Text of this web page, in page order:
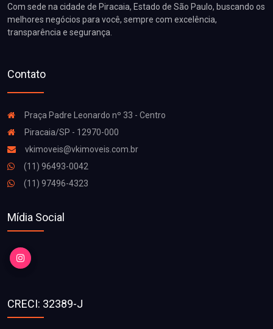
Com sede na cidade de Piracaia, Estado de São Paulo, buscando os
melhores negócios para você, sempre com excelência,
transparência e segurança.
Contato
Praça Padre Leonardo nº 33 - Centro
Piracaia/SP - 12970-000
vkimoveis@vkimoveis.com.br
(11) 96493-0042
(11) 97496-4323
Mídia Social
CRECI: 32389-J